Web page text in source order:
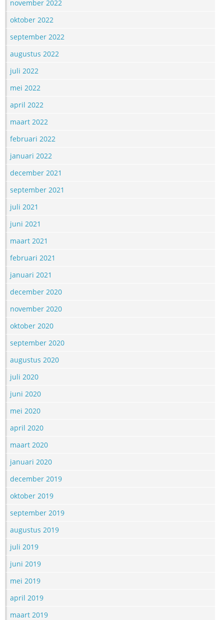
november 2022
oktober 2022
september 2022
augustus 2022
juli 2022
mei 2022
april 2022
maart 2022
februari 2022
januari 2022
december 2021
september 2021
juli 2021
juni 2021
maart 2021
februari 2021
januari 2021
december 2020
november 2020
oktober 2020
september 2020
augustus 2020
juli 2020
juni 2020
mei 2020
april 2020
maart 2020
januari 2020
december 2019
oktober 2019
september 2019
augustus 2019
juli 2019
juni 2019
mei 2019
april 2019
maart 2019